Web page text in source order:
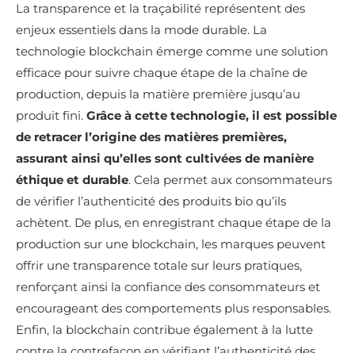
La transparence et la traçabilité représentent des
enjeux essentiels dans la mode durable. La
technologie blockchain émerge comme une solution
efficace pour suivre chaque étape de la chaîne de
production, depuis la matière première jusqu’au
produit fini. Grâce à cette technologie, il est possible
de retracer l’origine des matières premières,
assurant ainsi qu’elles sont cultivées de manière
éthique et durable. Cela permet aux consommateurs
de vérifier l’authenticité des produits bio qu’ils
achètent. De plus, en enregistrant chaque étape de la
production sur une blockchain, les marques peuvent
offrir une transparence totale sur leurs pratiques,
renforçant ainsi la confiance des consommateurs et
encourageant des comportements plus responsables.
Enfin, la blockchain contribue également à la lutte